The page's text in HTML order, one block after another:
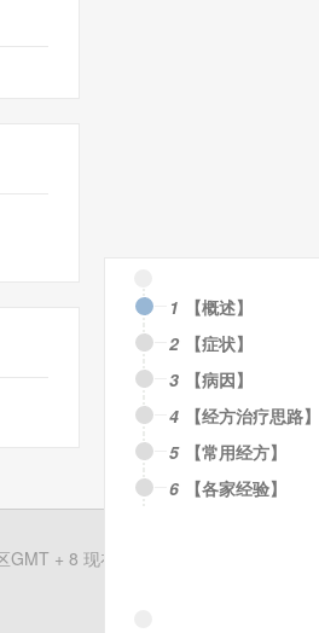
1
【概述】
2
【症状】
3
【病因】
4
【经方治疗思路】
5
【常用经方】
6
【各家经验】
GMT + 8 现在时间是 08-06 07:20